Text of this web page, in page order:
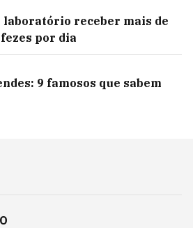
laboratório receber mais de
por dia
9 famosos que sabem